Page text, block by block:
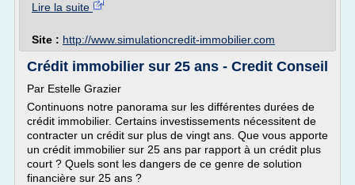
Lire la suite
Site : http://www.simulationcredit-immobilier.com
Crédit immobilier sur 25 ans - Credit Conseil
Par Estelle Grazier
Continuons notre panorama sur les différentes durées de
crédit immobilier. Certains investissements nécessitent de
contracter un crédit sur plus de vingt ans. Que vous apporte
un crédit immobilier sur 25 ans par rapport à un crédit plus
court ? Quels sont les dangers de ce genre de solution
financière sur 25 ans ?